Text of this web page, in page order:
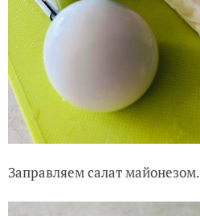
Заправляем салат майонезом.